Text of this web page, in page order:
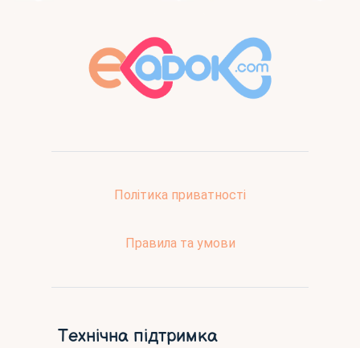
Політика приватності
Правила та умови
Технічна підтримка